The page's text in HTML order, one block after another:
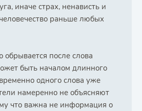
иначе страх, ненависть и
раньше любых
после слова
быть началом длинного
одного слова уже
намеренно не объясняют
что важна не информация о